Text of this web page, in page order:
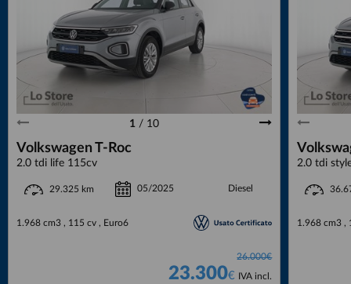
1 / 10
Volkswagen T-Roc
2.0 tdi life 115cv
29.325 km 05/2025 Diesel
1.968 cm3 , 115 cv , Euro6
26.000€
23.300€ IVA incl.
2.0 tdi
1.968 cm3 ,